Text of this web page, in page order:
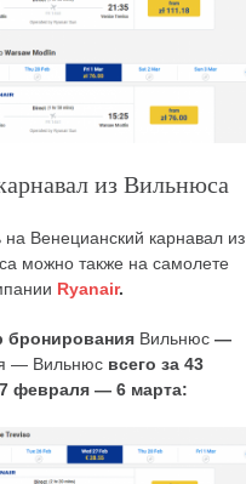
из Вильнюса
на Венецианский карнавал из
можно также на самолете
Ryanair.
бронирования Вильнюс —
— Вильнюс всего за 43
февраля — 6 марта: